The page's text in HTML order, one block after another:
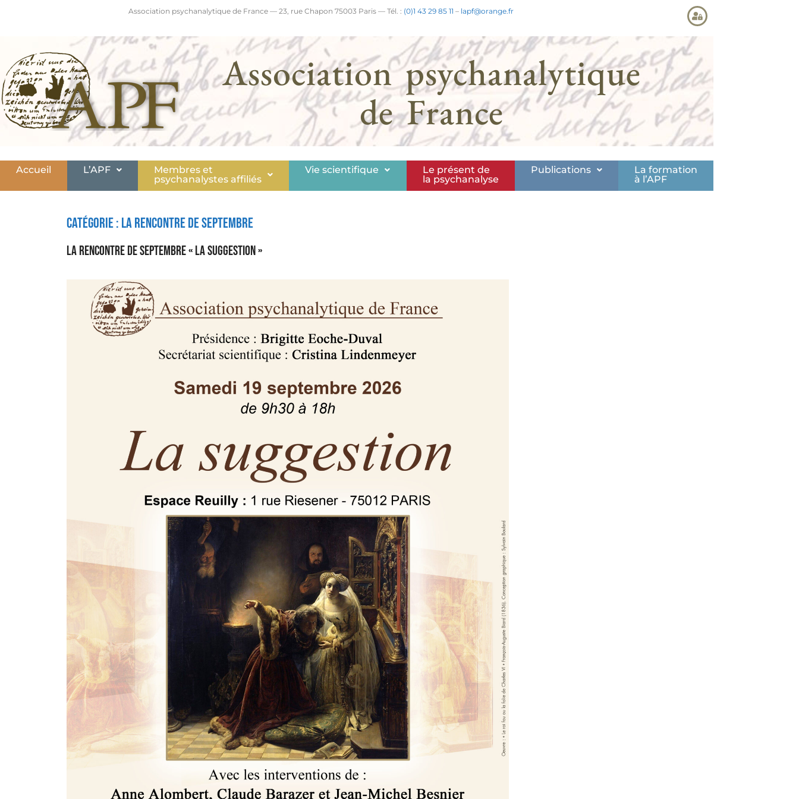
Association psychanalytique de France — 23, rue Chapon 75003 Paris — Tél. : (0)1 43 29 85 11 – lapf@orange.fr
Association psychanalytique
de France
Accueil L’APF
Membres et
psychanalystes affiliés
Vie scientifique
Le présent de
la psychanalyse
Publications
La formation
à l’APF
Catégorie : La rencontre de septembre
La Rencontre de septembre « La suggestion »